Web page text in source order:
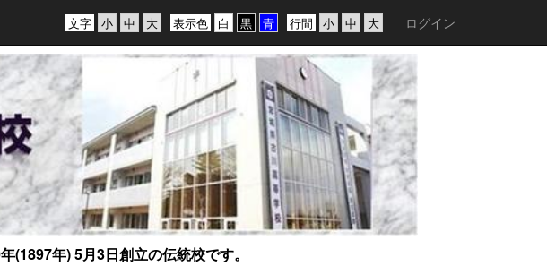
行間
表示色
文字 ログイン
(1897年) 5月3日創立の伝統校です。